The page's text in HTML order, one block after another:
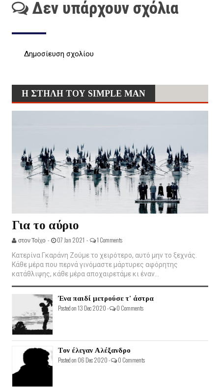
Δεν υπάρχουν σχόλια
Δημοσίευση σχολίου
Η ΣΤΗΛΗ ΤΟΥ SIMPLE MAN
Για το αύριο
στον Τοίχο - 07 Jan 2021 - 1 Comments
Κατερίνα Γκαράνη Ζούμε το χειρότερο, αυτό μην το ξεχνάς.
Κάθε μέρα που περνά γινόμαστε μάρτυρες αφόρητης
κατάθλιψης, κάθε μέρα αποχαιρετάμε κι έναν...
Ένα παιδί μετρούσε τ' άστρα
Posted on 13 Dec 2020 - 0 Comments
Τον έλεγαν Αλέξανδρο
Posted on 06 Dec 2020 - 0 Comments